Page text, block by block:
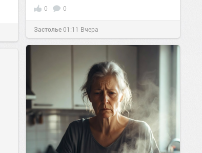
0 0
Застолье01:11 Вчера